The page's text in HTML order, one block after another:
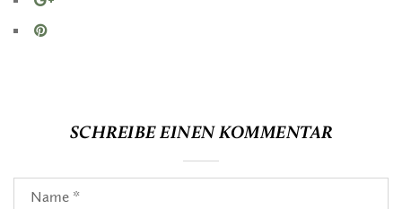
SCHREIBE EINEN KOMMENTAR